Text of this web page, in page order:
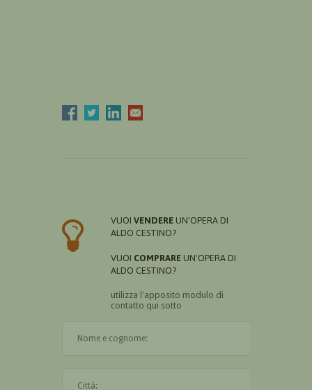
VUOI VENDERE UN'OPERA DI
ALDO CESTINO?
VUOI COMPRARE UN'OPERA DI
ALDO CESTINO?
utilizza l'apposito modulo di
contatto qui sotto